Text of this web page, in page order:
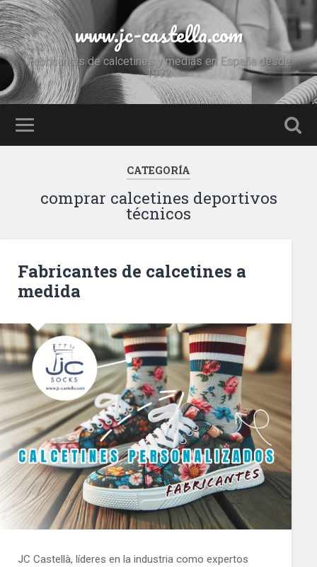
www.jc-castella.com
Fabricantes de calcetines y medias en España desde
1972
CATEGORÍA
comprar calcetines deportivos
técnicos
Fabricantes de calcetines a
medida
JC Castellà, líderes en la industria como expertos